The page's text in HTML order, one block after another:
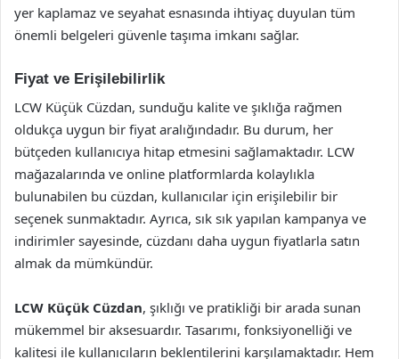
yer kaplamaz ve seyahat esnasında ihtiyaç duyulan tüm
önemli belgeleri güvenle taşıma imkanı sağlar.
Fiyat ve Erişilebilirlik
LCW Küçük Cüzdan, sunduğu kalite ve şıklığa rağmen
oldukça uygun bir fiyat aralığındadır. Bu durum, her
bütçeden kullanıcıya hitap etmesini sağlamaktadır. LCW
mağazalarında ve online platformlarda kolaylıkla
bulunabilen bu cüzdan, kullanıcılar için erişilebilir bir
seçenek sunmaktadır. Ayrıca, sık sık yapılan kampanya ve
indirimler sayesinde, cüzdanı daha uygun fiyatlarla satın
almak da mümkündür.
LCW Küçük Cüzdan, şıklığı ve pratikliği bir arada sunan
mükemmel bir aksesuardır. Tasarımı, fonksiyonelliği ve
kalitesi ile kullanıcıların beklentilerini karşılamaktadır. Hem